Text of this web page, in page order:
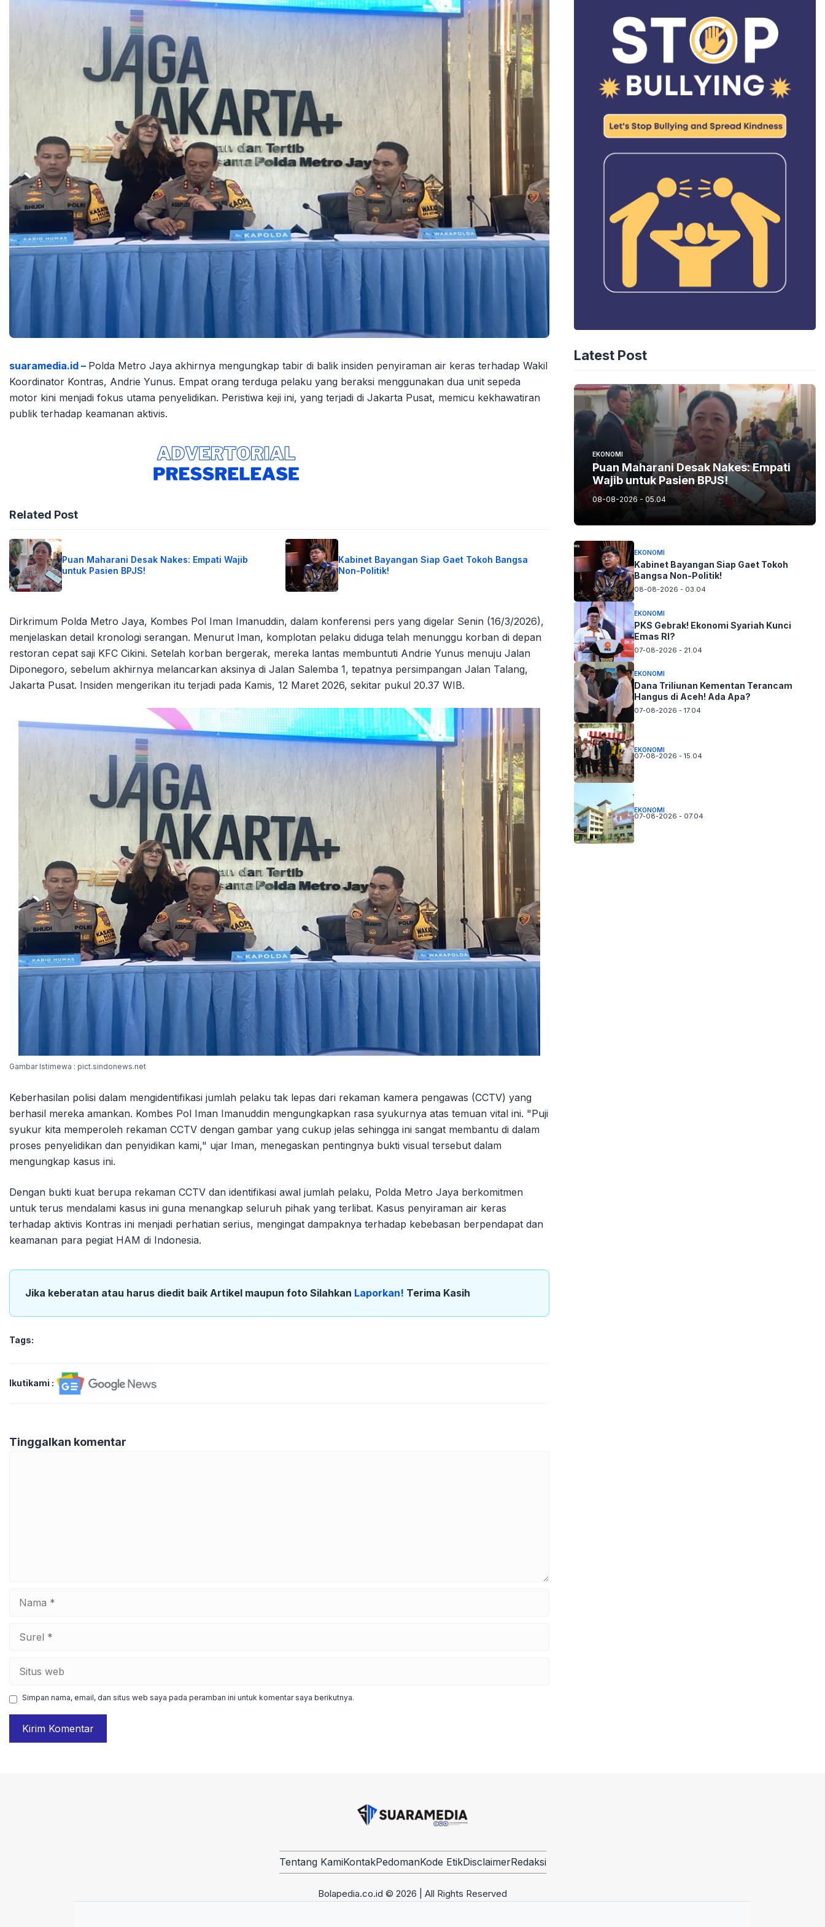
suaramedia.id – Polda Metro Jaya akhirnya mengungkap tabir di balik insiden penyiraman air keras terhadap Wakil
Koordinator Kontras, Andrie Yunus. Empat orang terduga pelaku yang beraksi menggunakan dua unit sepeda
motor kini menjadi fokus utama penyelidikan. Peristiwa keji ini, yang terjadi di Jakarta Pusat, memicu kekhawatiran
publik terhadap keamanan aktivis.
Related Post
Puan Maharani Desak Nakes: Empati Wajib
untuk Pasien BPJS!
Kabinet Bayangan Siap Gaet Tokoh Bangsa
Non-Politik!
Dirkrimum Polda Metro Jaya, Kombes Pol Iman Imanuddin, dalam konferensi pers yang digelar Senin (16/3/2026),
menjelaskan detail kronologi serangan. Menurut Iman, komplotan pelaku diduga telah menunggu korban di depan
restoran cepat saji KFC Cikini. Setelah korban bergerak, mereka lantas membuntuti Andrie Yunus menuju Jalan
Diponegoro, sebelum akhirnya melancarkan aksinya di Jalan Salemba 1, tepatnya persimpangan Jalan Talang,
Jakarta Pusat. Insiden mengerikan itu terjadi pada Kamis, 12 Maret 2026, sekitar pukul 20.37 WIB.
Gambar Istimewa : pict.sindonews.net
Keberhasilan polisi dalam mengidentifikasi jumlah pelaku tak lepas dari rekaman kamera pengawas (CCTV) yang
berhasil mereka amankan. Kombes Pol Iman Imanuddin mengungkapkan rasa syukurnya atas temuan vital ini. "Puji
syukur kita memperoleh rekaman CCTV dengan gambar yang cukup jelas sehingga ini sangat membantu di dalam
proses penyelidikan dan penyidikan kami," ujar Iman, menegaskan pentingnya bukti visual tersebut dalam
mengungkap kasus ini.
Dengan bukti kuat berupa rekaman CCTV dan identifikasi awal jumlah pelaku, Polda Metro Jaya berkomitmen
untuk terus mendalami kasus ini guna menangkap seluruh pihak yang terlibat. Kasus penyiraman air keras
terhadap aktivis Kontras ini menjadi perhatian serius, mengingat dampaknya terhadap kebebasan berpendapat dan
keamanan para pegiat HAM di Indonesia.
Jika keberatan atau harus diedit baik Artikel maupun foto Silahkan Laporkan! Terima Kasih
Tags:
Ikutikami :
Tinggalkan komentar
Simpan nama, email, dan situs web saya pada peramban ini untuk komentar saya berikutnya.
Latest Post
EKONOMI
Puan Maharani Desak Nakes: Empati
Wajib untuk Pasien BPJS!
08-08-2026 - 05.04
EKONOMI
Kabinet Bayangan Siap Gaet Tokoh
Bangsa Non-Politik!
08-08-2026 - 03.04
EKONOMI
PKS Gebrak! Ekonomi Syariah Kunci
Emas RI?
07-08-2026 - 21.04
EKONOMI
Dana Triliunan Kementan Terancam
Hangus di Aceh! Ada Apa?
07-08-2026 - 17.04
EKONOMI
07-08-2026 - 15.04
EKONOMI
07-08-2026 - 07.04
Tentang KamiKontakPedomanKode EtikDisclaimerRedaksi
Bolapedia.co.id © 2026 | All Rights Reserved